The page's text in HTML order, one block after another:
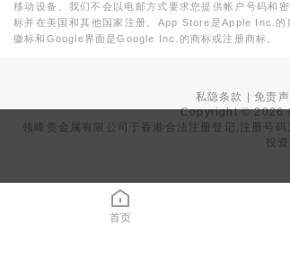
移动设备。我们不会以电邮方式要求您提供帐户号码
标并在美国和其他国家注册。App Store是Apple Inc.
徽标和Google界面是Google Inc.的商标或注册商标。
私隐条款 |免责声
Copyright ©2026
领峰贵金属有限公司于 香港合法注册登记 ,注册号
投
首页